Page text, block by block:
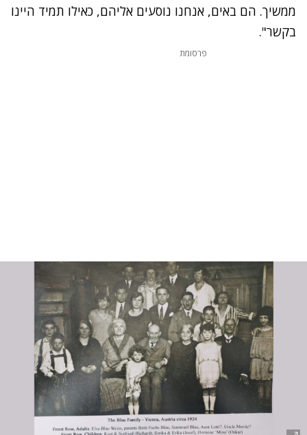
ממשיך. הם באים, אנחנו נוסעים אליהם, כאילו תמיד היינו
בקשר".
פרסומת